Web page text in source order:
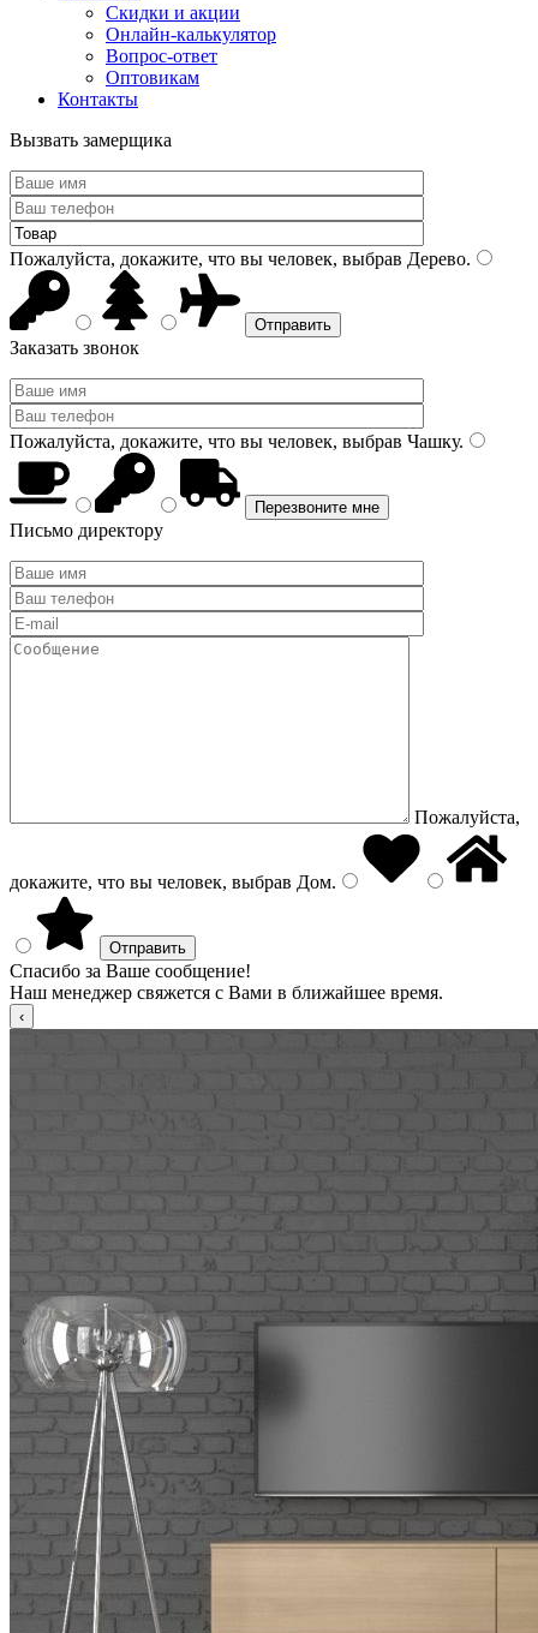
Скидки и акции
Онлайн-калькулятор
Вопрос-ответ
Оптовикам
Контакты
Вызвать замерщика
Пожалуйста, докажите, что вы человек, выбрав Дерево.
Заказать звонок
Пожалуйста, докажите, что вы человек, выбрав Чашку.
Письмо директору
Пожалуйста,
докажите, что вы человек, выбрав Дом.
Спасибо за Ваше сообщение!
Наш менеджер свяжется с Вами в ближайшее время.